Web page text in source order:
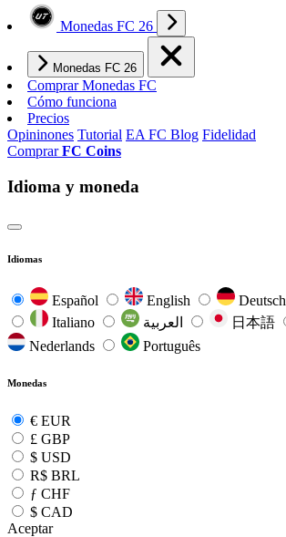
Monedas FC 26
Monedas FC 26
Comprar Monedas FC
Cómo funciona
Precios
Opininones Tutorial EA FC Blog Fidelidad
ComprarFC Coins
Idioma y moneda
Idiomas
Español English Deutsch
Italiano
日本語
Nederlands
Português
Monedas
€ EUR
£ GBP
$ USD
R$ BRL
ƒ CHF
$ CAD
Aceptar